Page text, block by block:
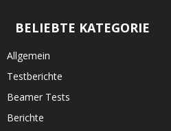
BELIEBTE KATEGORIE
Allgemein
Testberichte
Beamer Tests
Berichte